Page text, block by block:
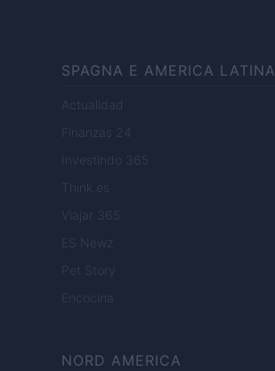
SPAGNA E AMERICA LATINA
Actualidad
Finanzas 24
Investindo 365
Think.es
Viajar 365
ES Newz
Pet Story
Encocina
NORD AMERICA